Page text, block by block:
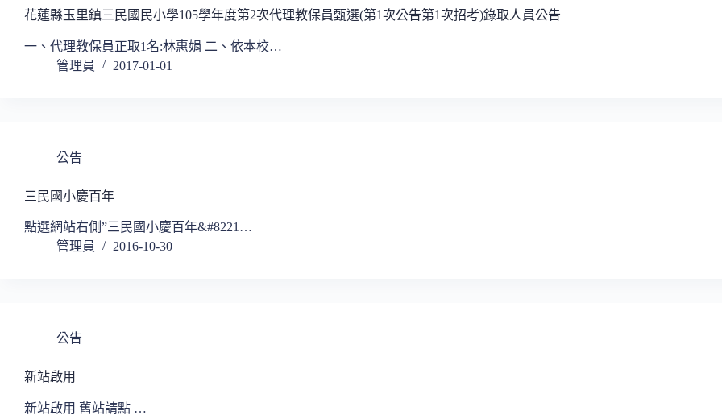
花蓮縣玉里鎮三民國民小學105學年度第2次代理教保員甄選(第1次公告第1次招考)錄取人員公告
一、代理教保員正取1名:林惠娟 二、依本校…
管理員
2017-01-01
公告
三民國小慶百年
點選網站右側”三民國小慶百年&#8221…
管理員
2016-10-30
公告
新站啟用
新站啟用 舊站請點 …